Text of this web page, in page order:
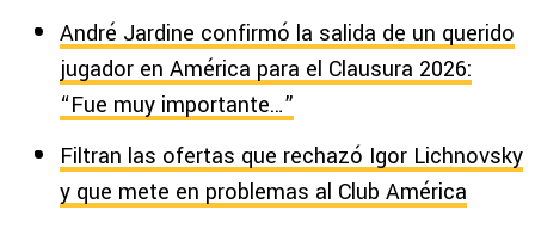
André Jardine confirmó la salida de un querido
jugador en América para el Clausura 2026:
“Fue muy importante…”
Filtran las ofertas que rechazó Igor Lichnovsky
y que mete en problemas al Club América